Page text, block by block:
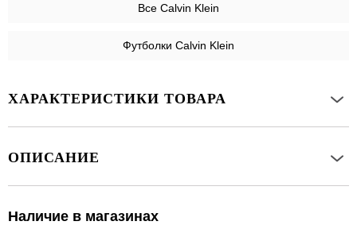
Все Calvin Klein
Футболки Calvin Klein
ХАРАКТЕРИСТИКИ ТОВАРА
ОПИСАНИЕ
Наличие в магазинах